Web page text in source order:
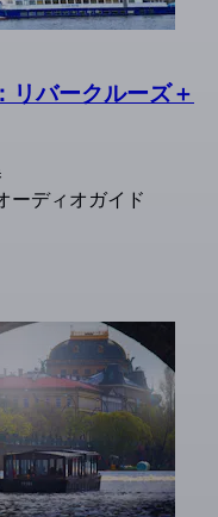
リバークルーズ＋
ーディオガイド